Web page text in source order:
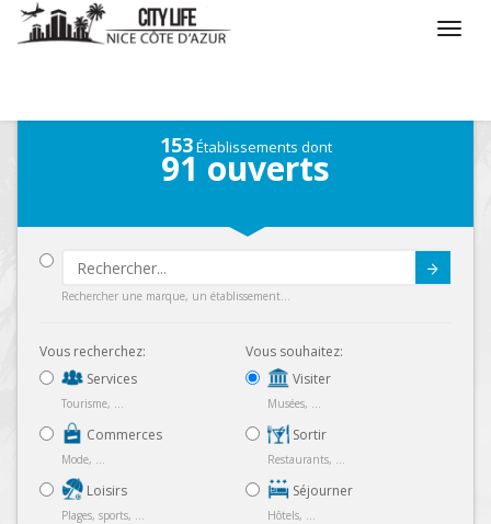
153Établissements dont
91 ouverts
Rechercher une marque, un établissement...
Vous recherchez:
Services
Tourisme, ...
Commerces
Mode, ...
Loisirs
Plages, sports, ...
Vous souhaitez:
Visiter
Musées, ...
Sortir
Restaurants, ...
Séjourner
Hôtels, ...